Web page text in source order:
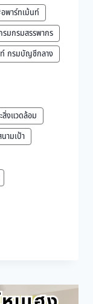
พาร์ทเม้นท์
มกรมสรรพากร
กรมบัญชีกลาง
สิ่งแวดล้อม
ามเป้า